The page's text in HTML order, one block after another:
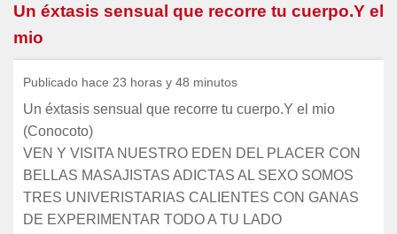
Un éxtasis sensual que recorre tu cuerpo.Y el
mio
Publicado hace 23 horas y 48 minutos
Un éxtasis sensual que recorre tu cuerpo.Y el mio
(Conocoto)
VEN Y VISITA NUESTRO EDEN DEL PLACER CON
BELLAS MASAJISTAS ADICTAS AL SEXO SOMOS
TRES UNIVERISTARIAS CALIENTES CON GANAS
DE EXPERIMENTAR TODO A TU LADO